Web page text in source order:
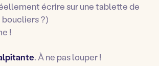
écrire sur une tablette de
boucliers ?)
!
. À ne pas louper !